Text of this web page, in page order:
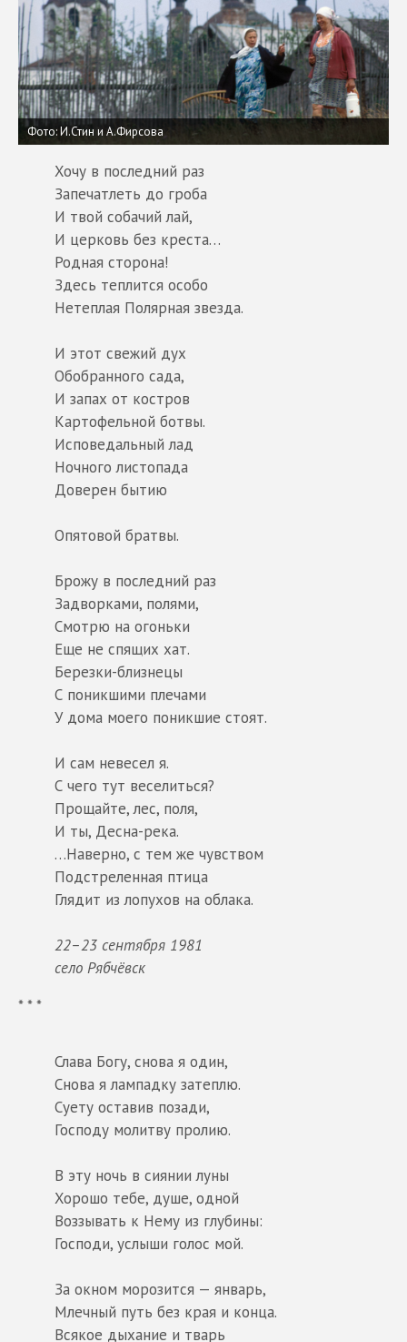
Фото: И.Стин и А.Фирсова
Хочу в последний раз
Запечатлеть до гроба
И твой собачий лай,
И церковь без креста…
Родная сторона!
Здесь теплится особо
Нетеплая Полярная звезда.
И этот свежий дух
Обобранного сада,
И запах от костров
Картофельной ботвы.
Исповедальный лад
Ночного листопада
Доверен бытию
Опятовой братвы.
Брожу в последний раз
Задворками, полями,
Смотрю на огоньки
Еще не спящих хат.
Березки-близнецы
С поникшими плечами
У дома моего поникшие стоят.
И сам невесел я.
С чего тут веселиться?
Прощайте, лес, поля,
И ты, Десна-река.
…Наверно, с тем же чувством
Подстреленная птица
Глядит из лопухов на облака.
22–23 сентября 1981
село Рябчёвск
* * *
Слава Богу, снова я один,
Снова я лампадку затеплю.
Суету оставив позади,
Господу молитву пролию.
В эту ночь в сиянии луны
Хорошо тебе, душе, одной
Воззывать к Нему из глубины:
Господи, услыши голос мой.
За окном морозится — январь,
Млечный путь без края и конца.
Всякое дыхание и тварь